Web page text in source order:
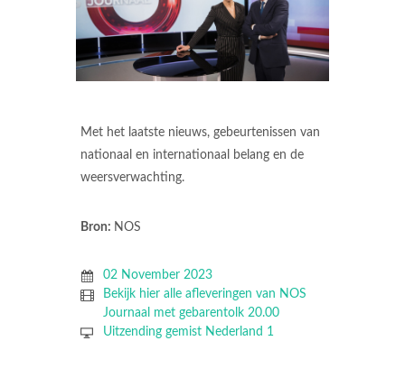
Met het laatste nieuws, gebeurtenissen van
nationaal en internationaal belang en de
weersverwachting.
Bron: NOS
02 November 2023
Bekijk hier alle afleveringen van NOS
Journaal met gebarentolk 20.00
Uitzending gemist Nederland 1